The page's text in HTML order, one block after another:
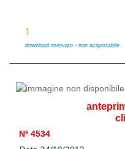
download riservato - non acquistabile
Nº 4534